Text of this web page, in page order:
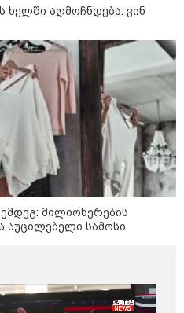
მართებულად
რომ ადამიანის
მგლოვიარეს ისეთი
უნდა ავუხსნათ,
შფოთვა არ დაიბადოს" -
სიდონია
ხელში აღმოჩნდება: ვინ
მილიონერების
აუცილებელი სამოსი